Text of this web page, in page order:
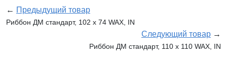
← Предыдущий товар
Риббон ДМ стандарт, 102 х 74 WAX, IN
Следующий товар →
Риббон ДМ стандарт, 110 x 110 WAX, IN